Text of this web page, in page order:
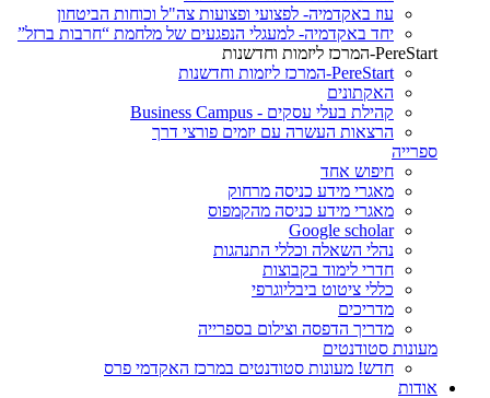
עוז באקדמיה- לפצועי ופצועות צה"ל וכוחות הביטחון
יחד באקדמיה- למעגלי הנפגעים של מלחמת “חרבות ברזל”
PereStart-המרכז ליזמות וחדשנות
PereStart-המרכז ליזמות וחדשנות
האקתונים
קהילת בעלי עסקים - Business Campus
הרצאות העשרה עם יזמים פורצי דרך
ספרייה
חיפוש אחד
מאגרי מידע כניסה מרחוק
מאגרי מידע כניסה מהקמפוס
Google scholar
נהלי השאלה וכללי התנהגות
חדרי לימוד בקבוצות
כללי ציטוט ביבליוגרפי
מדריכים
מדריך הדפסה וצילום בספרייה
מעונות סטודנטים
חדש! מעונות סטודנטים במרכז האקדמי פרס
אודות